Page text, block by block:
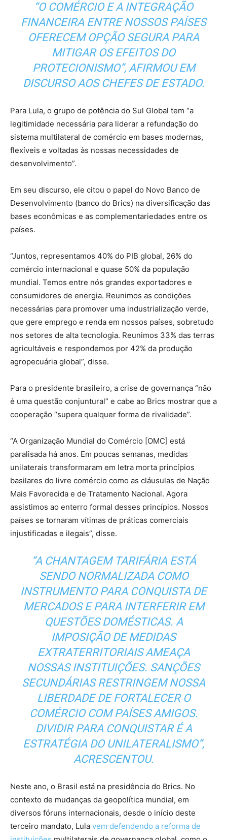
“O COMÉRCIO E A INTEGRAÇÃO
FINANCEIRA ENTRE NOSSOS PAÍSES
OFERECEM OPÇÃO SEGURA PARA
MITIGAR OS EFEITOS DO
PROTECIONISMO”, AFIRMOU EM
DISCURSO AOS CHEFES DE ESTADO.
Para Lula, o grupo de potência do Sul Global tem “a
legitimidade necessária para liderar a refundação do
sistema multilateral de comércio em bases modernas,
flexíveis e voltadas às nossas necessidades de
desenvolvimento”.
Em seu discurso, ele citou o papel do Novo Banco de
Desenvolvimento (banco do Brics) na diversificação das
bases econômicas e as complementariedades entre os
países.
“Juntos, representamos 40% do PIB global, 26% do
comércio internacional e quase 50% da população
mundial. Temos entre nós grandes exportadores e
consumidores de energia. Reunimos as condições
necessárias para promover uma industrialização verde,
que gere emprego e renda em nossos países, sobretudo
nos setores de alta tecnologia. Reunimos 33% das terras
agricultáveis e respondemos por 42% da produção
agropecuária global”, disse.
Para o presidente brasileiro, a crise de governança “não
é uma questão conjuntural” e cabe ao Brics mostrar que a
cooperação “supera qualquer forma de rivalidade”.
“A Organização Mundial do Comércio [OMC] está
paralisada há anos. Em poucas semanas, medidas
unilaterais transformaram em letra morta princípios
basilares do livre comércio como as cláusulas de Nação
Mais Favorecida e de Tratamento Nacional. Agora
assistimos ao enterro formal desses princípios. Nossos
países se tornaram vítimas de práticas comerciais
injustificadas e ilegais”, disse.
“A CHANTAGEM TARIFÁRIA ESTÁ
SENDO NORMALIZADA COMO
INSTRUMENTO PARA CONQUISTA DE
MERCADOS E PARA INTERFERIR EM
QUESTÕES DOMÉSTICAS. A
IMPOSIÇÃO DE MEDIDAS
EXTRATERRITORIAIS AMEAÇA
NOSSAS INSTITUIÇÕES. SANÇÕES
SECUNDÁRIAS RESTRINGEM NOSSA
LIBERDADE DE FORTALECER O
COMÉRCIO COM PAÍSES AMIGOS.
DIVIDIR PARA CONQUISTAR É A
ESTRATÉGIA DO UNILATERALISMO”,
ACRESCENTOU.
Neste ano, o Brasil está na presidência do Brics. No
contexto de mudanças da geopolítica mundial, em
diversos fóruns internacionais, desde o início deste
terceiro mandato, Lula vem defendendo a reforma de